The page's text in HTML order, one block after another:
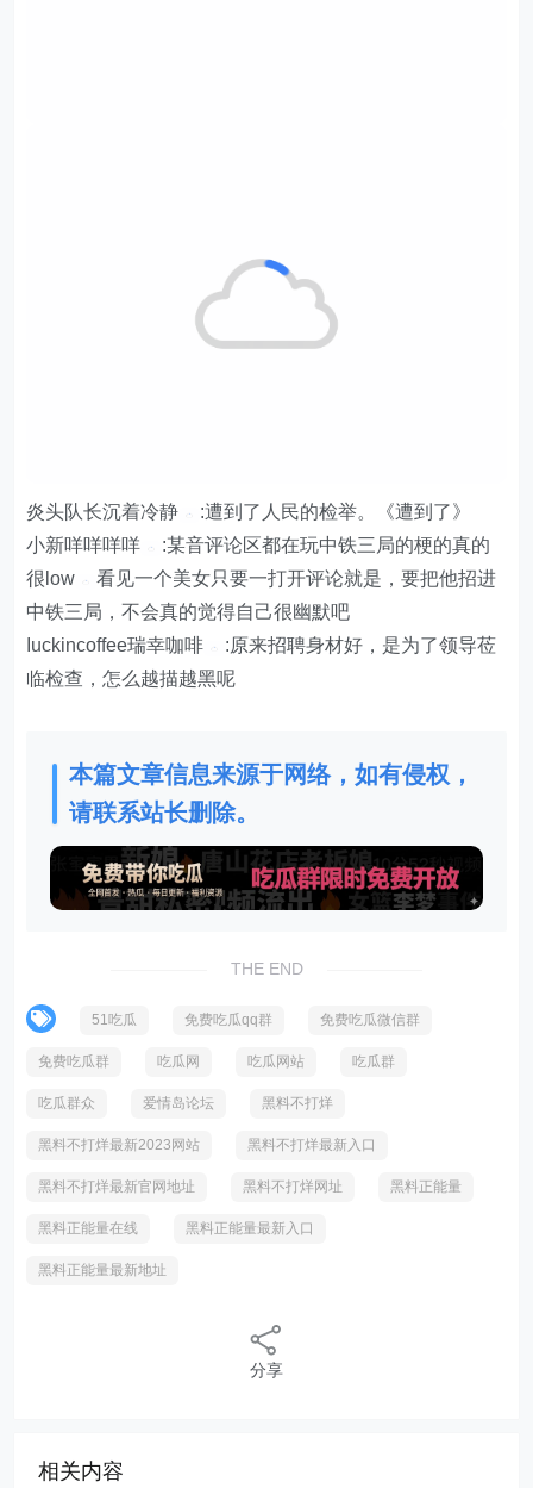
炎头队长沉着冷静
:遭到了人民的检举。《遭到了》
小新咩咩咩咩
:某音评论区都在玩中铁三局的梗的真的
很low
看见一个美女只要一打开评论就是，要把他招进
中铁三局，不会真的觉得自己很幽默吧
Iuckincoffee瑞幸咖啡
:原来招聘身材好，是为了领导莅
临检查，怎么越描越黑呢
本篇文章信息来源于网络，如有侵权，
请联系站长删除。
THE END
51吃瓜 免费吃瓜qq群 免费吃瓜微信群
免费吃瓜群 吃瓜网 吃瓜网站 吃瓜群
吃瓜群众 爱情岛论坛 黑料不打烊
黑料不打烊最新2023网站 黑料不打烊最新入口
黑料不打烊最新官网地址 黑料不打烊网址 黑料正能量
黑料正能量在线 黑料正能量最新入口
黑料正能量最新地址
分享
相关内容